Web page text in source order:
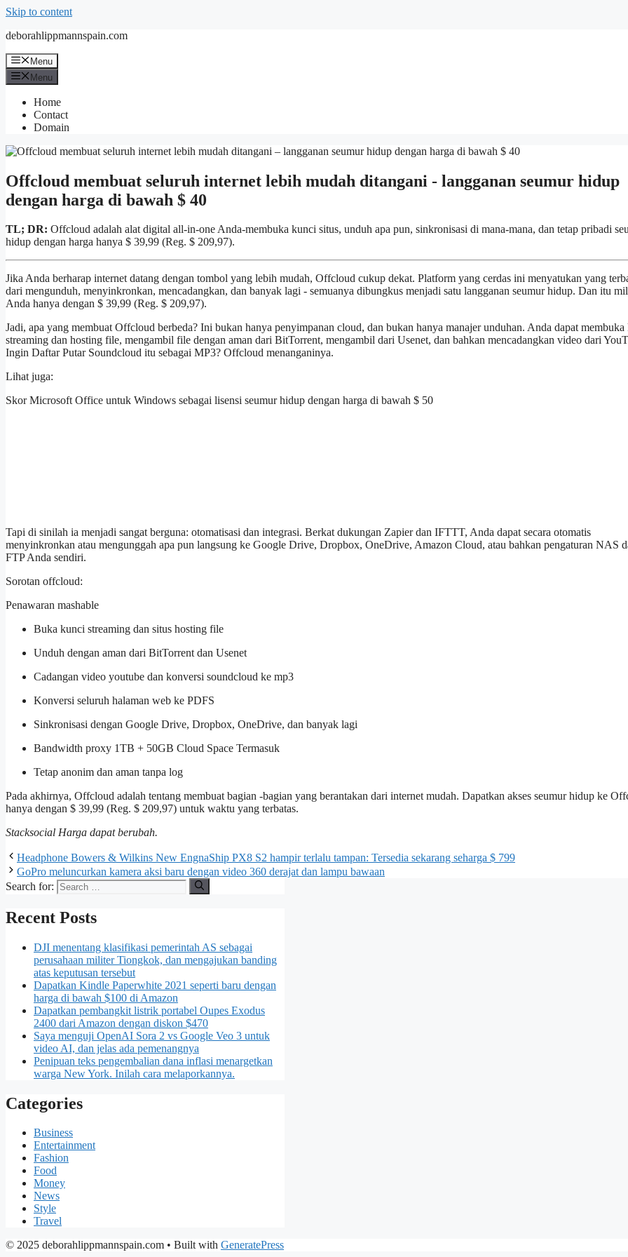
Skip to content
deborahlippmannspain.com
Menu
Menu
Home
Contact
Domain
Offcloud membuat seluruh internet lebih mudah ditangani - langganan seumur hidup
dengan harga di bawah $ 40
TL; DR: Offcloud adalah alat digital all-in-one Anda-membuka kunci situs, unduh apa pun, sinkronisasi di mana-mana, dan tetap pribadi
hidup dengan harga hanya $ 39,99 (Reg. $ 209,97).
Jika Anda berharap internet datang dengan tombol yang lebih mudah, Offcloud cukup dekat. Platform yang cerdas ini menyatukan yang
dari mengunduh, menyinkronkan, mencadangkan, dan banyak lagi - semuanya dibungkus menjadi satu langganan seumur hidup. Dan itu
Anda hanya dengan $ 39,99 (Reg. $ 209,97).
Jadi, apa yang membuat Offcloud berbeda? Ini bukan hanya penyimpanan cloud, dan bukan hanya manajer unduhan. Anda dapat
streaming dan hosting file, mengambil file dengan aman dari BitTorrent, mengambil dari Usenet, dan bahkan mencadangkan video dari
Ingin Daftar Putar Soundcloud itu sebagai MP3? Offcloud menanganinya.
Lihat juga:
Skor Microsoft Office untuk Windows sebagai lisensi seumur hidup dengan harga di bawah $ 50
Tapi di sinilah ia menjadi sangat berguna: otomatisasi dan integrasi. Berkat dukungan Zapier dan IFTTT, Anda dapat secara otomatis
menyinkronkan atau mengunggah apa pun langsung ke Google Drive, Dropbox, OneDrive, Amazon Cloud, atau bahkan pengaturan NAS
FTP Anda sendiri.
Sorotan offcloud:
Penawaran mashable
Buka kunci streaming dan situs hosting file
Unduh dengan aman dari BitTorrent dan Usenet
Cadangan video youtube dan konversi soundcloud ke mp3
Konversi seluruh halaman web ke PDFS
Sinkronisasi dengan Google Drive, Dropbox, OneDrive, dan banyak lagi
Bandwidth proxy 1TB + 50GB Cloud Space Termasuk
Tetap anonim dan aman tanpa log
Pada akhirnya, Offcloud adalah tentang membuat bagian -bagian yang berantakan dari internet mudah. Dapatkan akses seumur hidup ke
hanya dengan $ 39,99 (Reg. $ 209,97) untuk waktu yang terbatas.
Stacksocial Harga dapat berubah.
Headphone Bowers & Wilkins New EngnaShip PX8 S2 hampir terlalu tampan: Tersedia sekarang seharga $ 799
GoPro meluncurkan kamera aksi baru dengan video 360 derajat dan lampu bawaan
Search for:
Recent Posts
DJI menentang klasifikasi pemerintah AS sebagai
perusahaan militer Tiongkok, dan mengajukan banding
atas keputusan tersebut
Dapatkan Kindle Paperwhite 2021 seperti baru dengan
harga di bawah $100 di Amazon
Dapatkan pembangkit listrik portabel Oupes Exodus
2400 dari Amazon dengan diskon $470
Saya menguji OpenAI Sora 2 vs Google Veo 3 untuk
video AI, dan jelas ada pemenangnya
Penipuan teks pengembalian dana inflasi menargetkan
warga New York. Inilah cara melaporkannya.
Categories
Business
Entertainment
Fashion
Food
Money
News
Style
Travel
© 2025 deborahlippmannspain.com • Built with GeneratePress